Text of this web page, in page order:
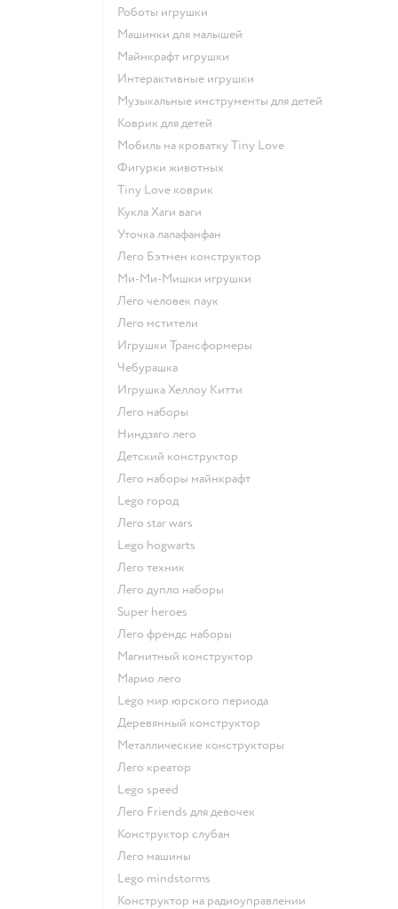
Роботы игрушки
Машинки для малышей
Майнкрафт игрушки
Интерактивные игрушки
Музыкальные инструменты для детей
Коврик для детей
Мобиль на кроватку Tiny Love
Фигурки животных
Tiny Love коврик
Кукла Хаги ваги
Уточка лалафанфан
Лего Бэтмен конструктор
Ми-Ми-Мишки игрушки
Лего человек паук
Лего мстители
Игрушки Трансформеры
Чебурашка
Игрушка Хеллоу Китти
Лего наборы
Ниндзяго лего
Детский конструктор
Лего наборы майнкрафт
Lego город
Лего star wars
Lego hogwarts
Лего техник
Лего дупло наборы
Super heroes
Лего френдс наборы
Магнитный конструктор
Марио лего
Lego мир юрского периода
Деревянный конструктор
Металлические конструкторы
Лего креатор
Lego speed
Лего Friends для девочек
Конструктор слубан
Лего машины
Lego mindstorms
Конструктор на радиоуправлении